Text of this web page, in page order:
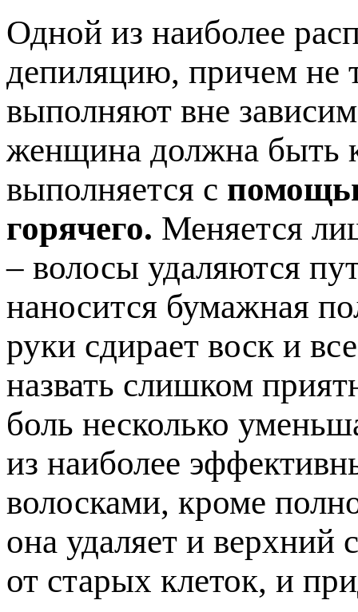
Одной из наиболее
депиляцию, причем не
выполняют вне
женщина должна быть
выполняется с
горячего. Меняется
– волосы удаляются
наносится бумажная
руки сдирает воск и
назвать слишком
боль несколько
из наиболее
волосками, кроме
она удаляет и верхний
от старых клеток, и